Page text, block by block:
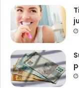
de materiais
folhas secas. A
umidade, evitando
Seguindo os
mostramos, você